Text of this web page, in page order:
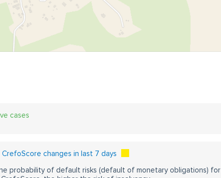
cases
CrefoScore changes in last 7 days
probability of default risks (default of monetary obligations) for